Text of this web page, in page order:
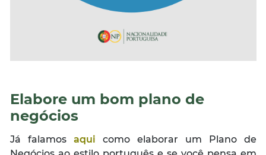
Elabore um bom plano de
negócios
Já falamos aqui
como elaborar um Plano de